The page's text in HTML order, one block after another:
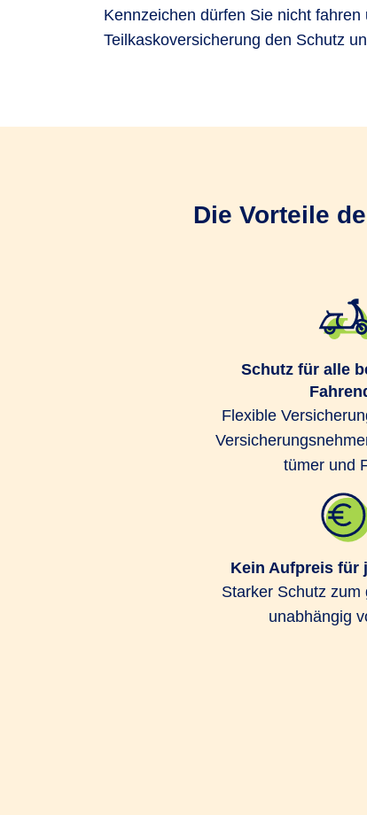
Kennzeichen dürfen Sie nicht
Teilkaskoversicherung den Schutz
Die Vorteile
Schutz für alle
Flexible
tümer und
Kein Aufpreis für
Starker Schutz zum
unabhängig